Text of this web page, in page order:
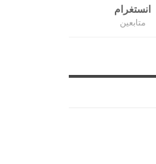
انستغرام
متابعين